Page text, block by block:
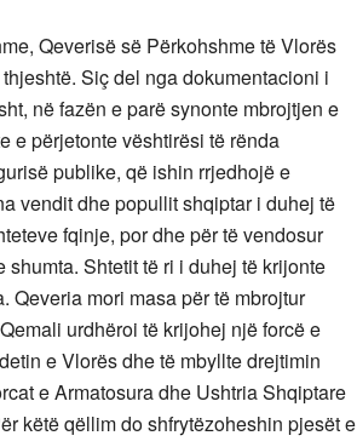
Qeverisë së Përkohshme të Vlorës
Siç del nga dokumentacioni i
në fazën e parë synonte mbrojtjen e
e përjetonte vështirësi të rënda
publike, që ishin rrjedhojë e
vendit dhe popullit shqiptar i duhej të
fqinje, por dhe për të vendosur
Shtetit të ri i duhej të krijonte
Qeveria mori masa për të mbrojtur
urdhëroi të krijohej një forcë e
e Vlorës dhe të mbyllte drejtimin
e Armatosura dhe Ushtria Shqiptare
këtë qëllim do shfrytëzoheshin pjesët e